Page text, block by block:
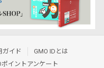
ガイド
GMO IDとは
ポイントアンケート